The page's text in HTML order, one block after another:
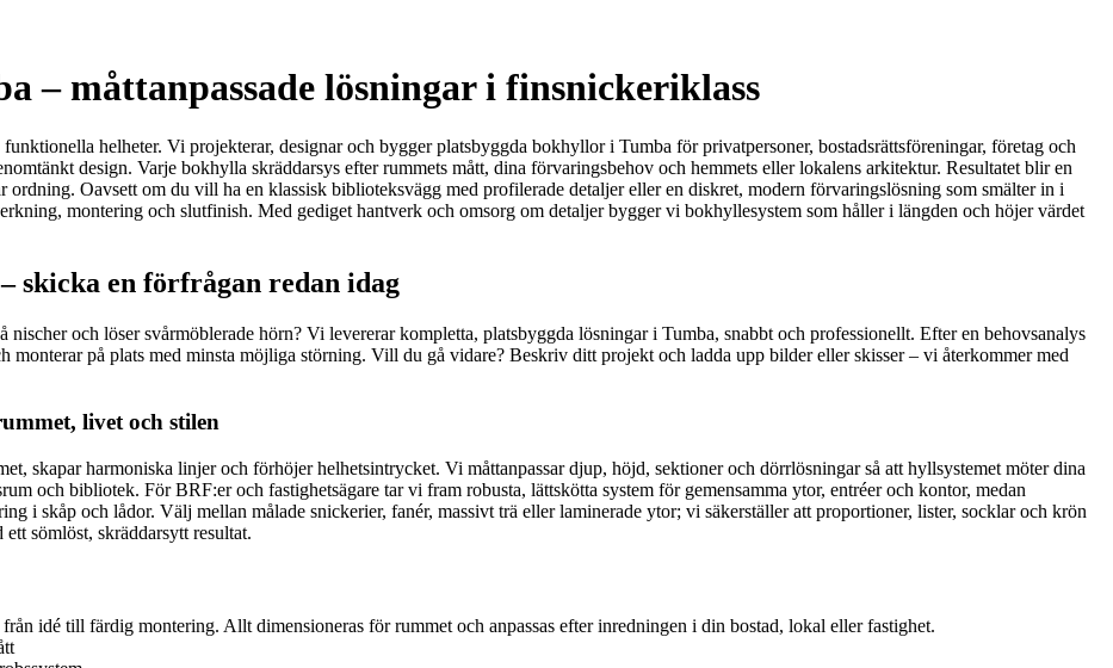
– måttanpassade lösningar i finsnickeriklass
helheter. Vi projekterar, designar och bygger platsbyggda bokhyllor i Tumba för privatpersoner, bostadsrättsföreningar, företag och
design. Varje bokhylla skräddarsys efter rummets mått, dina förvaringsbehov och hemmets eller lokalens arkitektur. Resultatet blir en
Oavsett om du vill ha en klassisk biblioteksvägg med profilerade detaljer eller en diskret, modern förvaringslösning som smälter in i
montering och slutfinish. Med gediget hantverk och omsorg om detaljer bygger vi bokhyllesystem som håller i längden och höjer värdet
skicka en förfrågan redan idag
och löser svårmöblerade hörn? Vi levererar kompletta, platsbyggda lösningar i Tumba, snabbt och professionellt. Efter en behovsanalys
på plats med minsta möjliga störning. Vill du gå vidare? Beskriv ditt projekt och ladda upp bilder eller skisser – vi återkommer med
livet och stilen
skapar harmoniska linjer och förhöjer helhetsintrycket. Vi måttanpassar djup, höjd, sektioner och dörrlösningar så att hyllsystemet möter dina
och bibliotek. För BRF:er och fastighetsägare tar vi fram robusta, lättskötta system för gemensamma ytor, entréer och kontor, medan
i skåp och lådor. Välj mellan målade snickerier, fanér, massivt trä eller laminerade ytor; vi säkerställer att proportioner, lister, socklar och krön
sömlöst, skräddarsytt resultat.
idé till färdig montering. Allt dimensioneras för rummet och anpassas efter inredningen i din bostad, lokal eller fastighet.